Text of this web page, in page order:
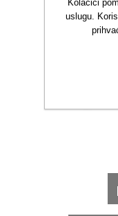
Kolačići
uslugu.